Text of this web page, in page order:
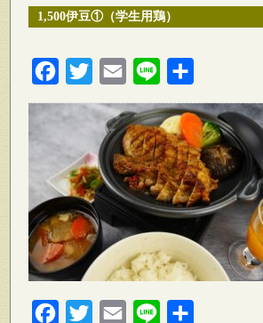
1,500伊豆①（学生用鶏）
FacebookTwitter Email Line
FacebookTwitter Email Line